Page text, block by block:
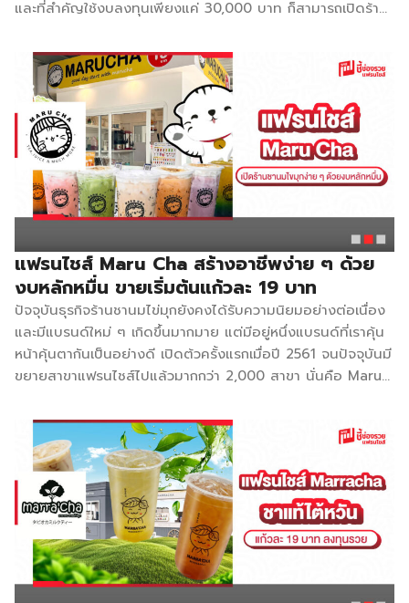
และที่สำคัญใช้งบลงทุนเพียงแค่ 30,000 บาท ก็สามารถเปิดร้าน
ประเทศ แฟรนไชส์ Dailycha (เดรี่ชา) ถือเป็นร้านชานมไข่มุกที่
เติมโตได้อย่างรวดเร็วในระยะเวลาเพียงแค่ 4 ปี สามารถขยาย
สาขาไปได้แล้วมากกว่า 300 สาขา โดยเริ่มจากการเปิดกิจการเล็ก
ๆ ขายออนไลน์ในช่วงโควิด และได้มีการปรับปรุงสูตร พัฒนาให้ดี
ขึ้นสร้างความโดดเด่น คือเครื่องดื่มรสชาติเข้มข้น หอม อร่อย
สดชื่น ในราคาที่เข้าถึงง่าย มีเมนูให้มากมายกว่า 90 เมนู ไม่ว่าจะ
เป็นชาไข่มุก กาแฟ และเครื่องดื่มอื่น ๆ สำหรับความโดดเด่นในแง่
ของธุรกิจ Dailycha ถือเป็นแบรนด์ที่เติบโตไวมาก ทั้งเป็นที่รู้จัก
ในกลุ่มลูกค้า และผู้ที่อยากลงทุนธุรกิจ ที่สำคัญงบลงทุนเริ่มต้นที่
30,000 บาท ก็สามารถเปิดร้านได้ มีสูตรชงง่ายเป็นมาตรฐาน ไม่
ยุ่งยาก โดยทางแบรนด์มีความพร้อมในเรื่องของวัตถุดิบพร้อม
จัดส่งให้กับสาขา […]
แฟรนไชส์ Maru Cha สร้างอาชีพง่าย ๆ ด้วย
งบหลักหมื่น ขายเริ่มต้นแก้วละ 19 บาท
ปัจจุบันธุรกิจร้านชานมไข่มุกยังคงได้รับความนิยมอย่างต่อเนื่อง
และมีแบรนด์ใหม่ ๆ เกิดขึ้นมากมาย แต่มีอยู่หนึ่งแบรนด์ที่เราคุ้น
หน้าคุ้นตากันเป็นอย่างดี เปิดต้วครั้งแรกเมื่อปี 2561 จนปัจจุบันมี
ขยายสาขาแฟรนไชส์ไปแล้วมากกว่า 2,000 สาขา นั่นคือ Maru
ที่ใครก็สามารถจับต้องได้ เพราะขายแค่แก้วละ 19 บาท ด้ายความ
โดดเด่นของสินค้า Maru Cha คำนึงถึงความต้องการของผู้
บริโภคเป็นหลักโดยการสร้างความหลากหลายของเมนูให้ไม่ซ้ำซาก
จำเจ เพื่อสร้างความแปลกใหม่จึงมีการคิดค้นพิเศษใหม่ ๆ ทุก 1-3
เดือน พร้อมกับราคาที่เอื้อมถึงได้ทุกวัย สร้างความสนใจอยากลิ้ม
ลองทั้งในกลุ่มลูกค้าเดิมและลูกค้าใหม่ปัจจุบัน มีเมนูให้เลือกทาน
มากว่า 60 เมนู และยังคงคิดค้นพัฒนาอย่างไม่ยุดยั้งเพื่อสร้าง
ความพึงพอใจต่อผู้บริโภคอย่างสูงสุด โดยมีเมนูน่าสนใจ เช่น ชา